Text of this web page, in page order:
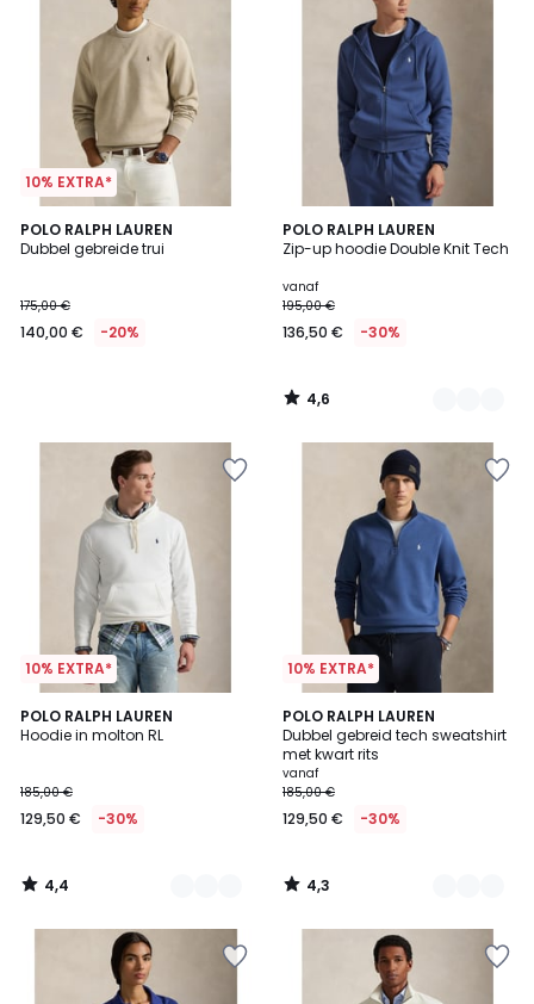
10% EXTRA*
POLO RALPH LAUREN
Dubbel gebreide trui
175,00 €
140,00 € -20%
POLO RALPH LAUREN
Zip-up hoodie Double Knit Tech
vanaf
195,00 €
136,50 € -30%
4,6
/ 5
4
Kleuren
4,6
/
10% EXTRA*
POLO RALPH LAUREN
Hoodie in molton RL
185,00 €
129,50 € -30%
4,4
/ 5
2
Kleuren
4,4
/
10% EXTRA*
POLO RALPH LAUREN
Dubbel gebreid tech sweatshirt
met kwart rits
vanaf
185,00 €
129,50 € -30%
4,3
/ 5
2
Kleuren
4,3
/